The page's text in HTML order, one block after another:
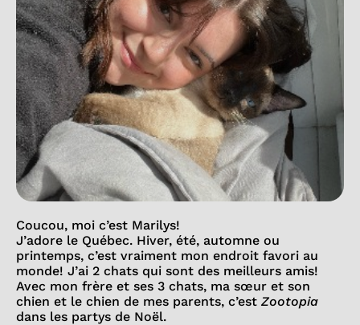
Coucou, moi c’est Marilys!
J’adore le Québec. Hiver, été, automne ou
printemps, c’est vraiment mon endroit favori au
monde! J’ai 2 chats qui sont des meilleurs amis!
Avec mon frère et ses 3 chats, ma sœur et son
chien et le chien de mes parents, c’est Zootopia
dans les partys de Noël.